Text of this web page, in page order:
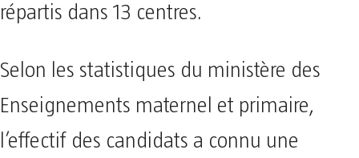
répartis dans 13 centres.
Selon les statistiques du ministère des
Enseignements maternel et primaire,
l’effectif des candidats a connu une